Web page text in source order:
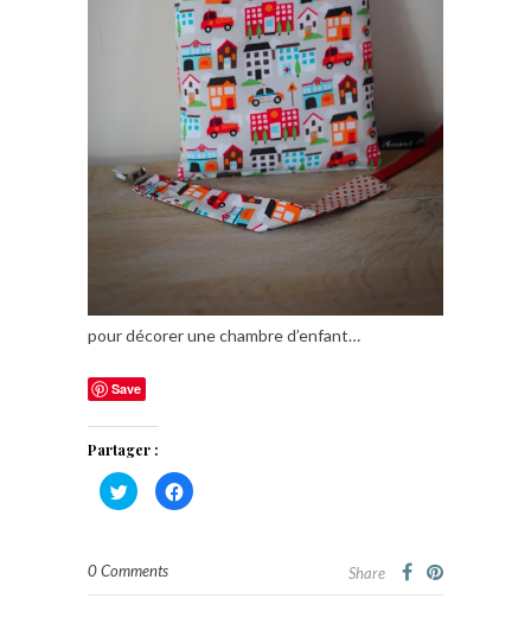
pour décorer une chambre d’enfant…
Save
Partager :
Cliquez
pour
partager
une
fenêtre)
Cliquez
pour
fenêtre)
0 Comments Share